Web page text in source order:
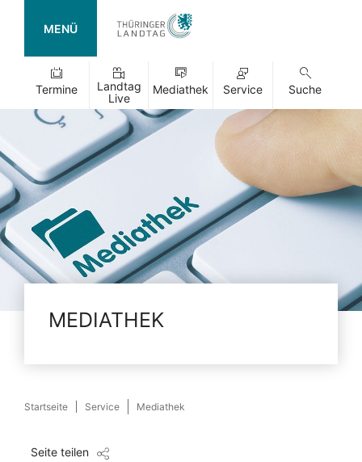
MENÜ
Termine
Landtag
Live
Mediathek Service Suche
MEDIATHEK
Startseite Service Mediathek
Seite teilen